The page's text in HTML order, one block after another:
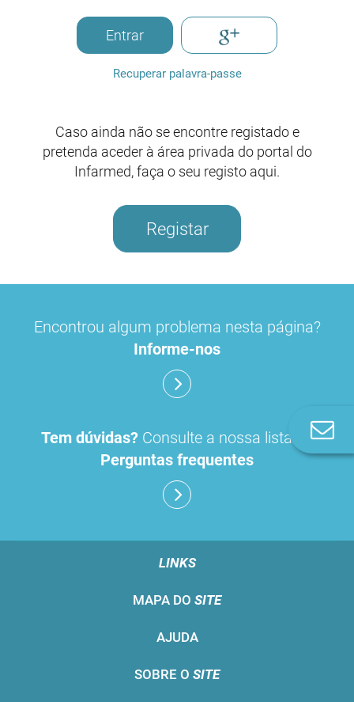
Entrar
Recuperar palavra-passe
Caso ainda não se encontre registado e
pretenda aceder à área privada do portal do
Infarmed, faça o seu registo aqui.
Registar
Encontrou algum problema nesta página?
Informe-nos
Tem dúvidas? Consulte a nossa lista de
Perguntas frequentes
LINKS
MAPA DO SITE
AJUDA
SOBRE O SITE